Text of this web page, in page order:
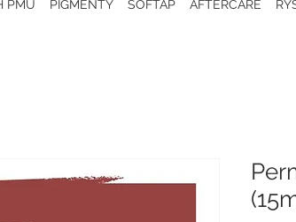
PMU PIGMENTY SOFTAP AFTERCARE